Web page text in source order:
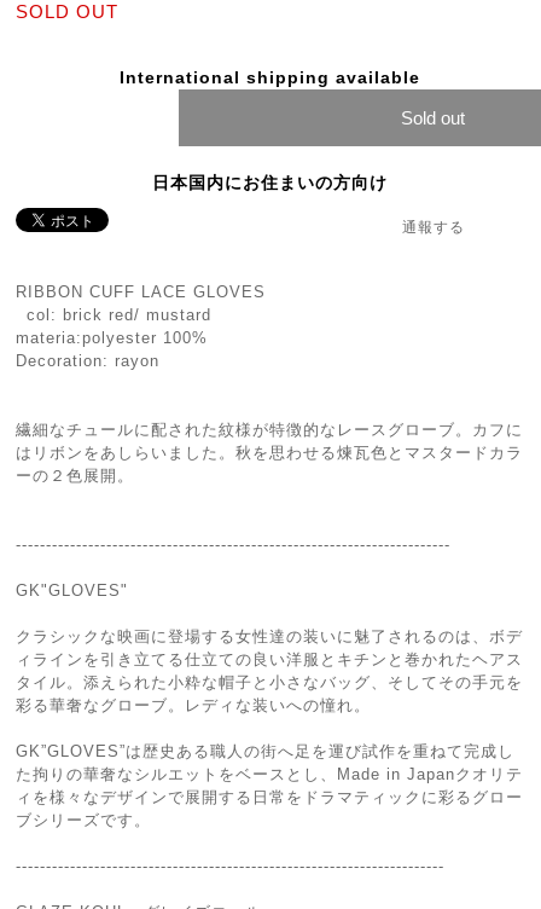
SOLD OUT
International shipping available
Sold out
日本国内にお住まいの方向け
通報する
RIBBON CUFF LACE GLOVES
col: brick red/ mustard
materia:polyester 100%
Decoration: rayon
繊細なチュールに配された紋様が特徴的なレースグローブ。カフに
はリボンをあしらいました。秋を思わせる煉瓦色とマスタードカラ
ーの２色展開。
------------------------------------------------------------------------
GK"GLOVES"
クラシックな映画に登場する女性達の装いに魅了されるのは、ボデ
ィラインを引き立てる仕立ての良い洋服とキチンと巻かれたヘアス
タイル。添えられた小粋な帽子と小さなバッグ、そしてその手元を
彩る華奢なグローブ。レディな装いへの憧れ。
GK”GLOVES”は歴史ある職人の街へ足を運び試作を重ねて完成し
た拘りの華奢なシルエットをベースとし、Made in Japanクオリテ
ィを様々なデザインで展開する日常をドラマティックに彩るグロー
ブシリーズです。
-----------------------------------------------------------------------